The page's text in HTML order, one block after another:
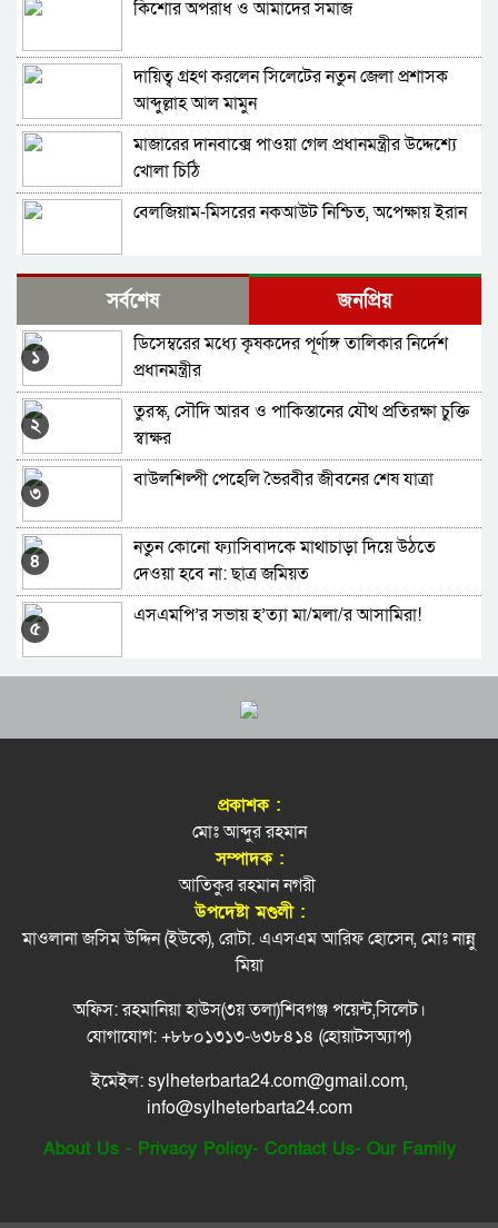
কিশোর অপরাধ ও আমাদের সমাজ
দায়িত্ব গ্রহণ করলেন সিলেটের নতুন জেলা প্রশাসক
আব্দুল্লাহ আল মামুন
মাজারের দানবাক্সে পাওয়া গেল প্রধানমন্ত্রীর উদ্দেশ্যে
খোলা চিঠি
বেলজিয়াম-মিসরের নকআউট নিশ্চিত, অপেক্ষায় ইরান
১৯ জেলায় ঝড়-বৃষ্টির শঙ্কা, অতিভারি বর্ষণের সতর্কতা
পর্যটক টানছে রাতারগুল সোয়াম ফরেস্ট
যিলহজ্ব মাসের প্রথম দশ দিন কী আমল করবেন
এসএমপি গণবিজ্ঞপ্তি: বল প্রয়োগের অপচেষ্টা!
ব্যারিস্টার বাদল বিএনপির আইন সম্পাদক মনোনীত
৩দিন বন্ধ থাকবে শেরপুর সেতু
বিশ্ববিদ্যালয় শিক্ষার্থীদের উদ্যোক্তা হওয়ার আহ্বান
মৌলভীবাজারে ডা কা তির প্রস্তুতিকালে দেশীয় অস্ত্রসহ
সর্বশেষ জনপ্রিয়
১
ডিসেম্বরের মধ্যে কৃষকদের পূর্ণাঙ্গ তালিকার নির্দেশ
প্রধানমন্ত্রীর
২
তুরস্ক, সৌদি আরব ও পাকিস্তানের যৌথ প্রতিরক্ষা চুক্তি
স্বাক্ষর
৩
বাউলশিল্পী পেহেলি ভৈরবীর জীবনের শেষ যাত্রা
৪
নতুন কোনো ফ্যাসিবাদকে মাথাচাড়া দিয়ে উঠতে
দেওয়া হবে না: ছাত্র জমিয়ত
৫
এসএমপি’র সভায় হ’ত্যা মা/মলা/র আসামিরা!
সিলেটে হামে বাড়ছে শিশু মৃত্যুর সংখ্যা
নবম শ্রেণির শিক্ষার্থীর গু’লি’তে নিহত স্কুলের ৬ জন
সিলেটে ভয়াবহ দুর্ঘটনা, শিশুসহ নিহত ৮
জালালাবাদ হোমিওপ্যাথি কলেজে জুলাই গণঅভ্যুত্থান
জুলাইয়ে ‘গণহত্যার নির্দেশনা ও ষড়যন্ত্র’: ১৪ জনের
কল রেকর্ড ট্রাইব্যুনালে
গোলাপগঞ্জে ৭ শহীদ স্মরণে ইত্তেহাদুল হুফফায’র দোয়া
মাহফিল
রিয়ার অ্যাডমিরাল মাহবুব আলী খানের মৃত্যুবার্ষিকীতে
প্রকাশক :
মোঃ আব্দুর রহমান
সম্পাদক :
আতিকুর রহমান নগরী
উপদেষ্টা মণ্ডলী :
মাওলানা জসিম উদ্দিন (ইউকে), রোটা. এএসএম আরিফ হোসেন, মোঃ নান্নু
মিয়া
অফিস: রহমানিয়া হাউস(৩য় তলা)শিবগঞ্জ পয়েন্ট,সিলেট।
যোগাযোগ: +৮৮০১৩১৩-৬৩৮৪১৪ (হোয়াটসঅ্যাপ)
ইমেইল: sylheterbarta24.com@gmail.com,
info@sylheterbarta24.com
About Us- Privacy Policy- Contact Us- Our Family